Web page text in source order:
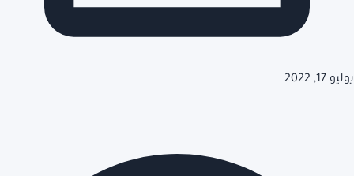
يوليو 17, 2022